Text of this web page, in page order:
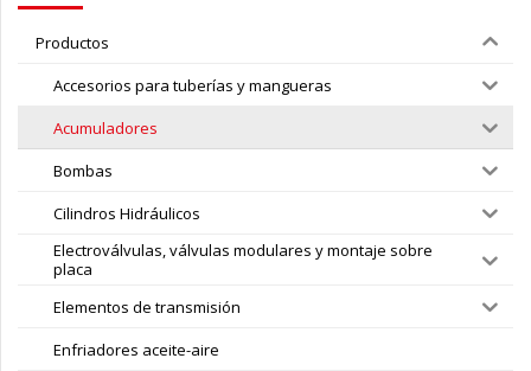
Productos
Accesorios para tuberías y mangueras
Acumuladores
Bombas
Cilindros Hidráulicos
Electroválvulas, válvulas modulares y montaje sobre
placa
Elementos de transmisión
Enfriadores aceite-aire